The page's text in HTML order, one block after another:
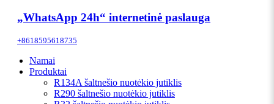
„WhatsApp 24h“ internetinė paslauga
+8618595618735
Namai
Produktai
R134A šaltnešio nuotėkio jutiklis
R290 šaltnešio nuotėkio jutiklis